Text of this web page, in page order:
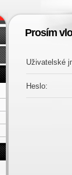
Prosím
Uživatelské
Heslo: